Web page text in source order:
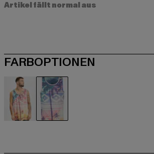
Artikel fällt normal aus
FARBOPTIONEN